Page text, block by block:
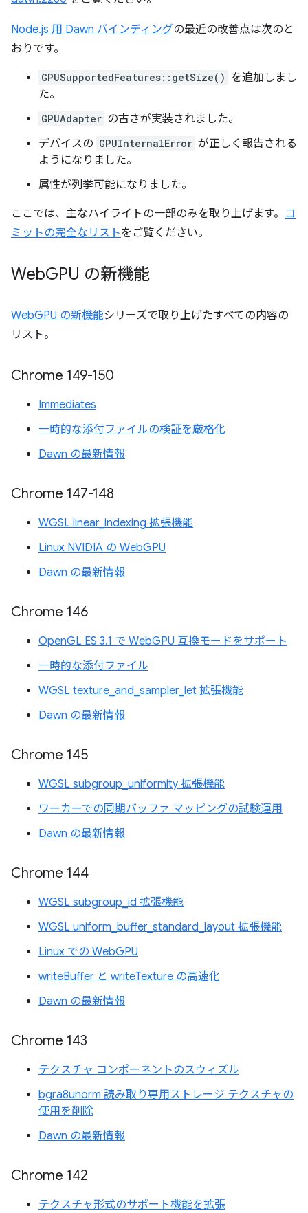
Node.js 用 Dawn バインディングの最近の改善点は次のと
おりです。
GPUSupportedFeatures::getSize() を追加しまし
た。
GPUAdapter の古さが実装されました。
デバイスの GPUInternalError が正しく報告される
ようになりました。
属性が列挙可能になりました。
ここでは、主なハイライトの一部のみを取り上げます。 コ
ミットの完全なリストをご覧ください。
WebGPU の新機能
WebGPU の新機能シリーズで取り上げたすべての内容の
リスト。
Chrome 149-150
Immediates
一時的な添付ファイルの検証を厳格化
Dawn の最新情報
Chrome 147-148
WGSL linear_indexing 拡張機能
Linux NVIDIA の WebGPU
Dawn の最新情報
Chrome 146
OpenGL ES 3.1 で WebGPU 互換モードをサポート
一時的な添付ファイル
WGSL texture_and_sampler_let 拡張機能
Dawn の最新情報
Chrome 145
WGSL subgroup_uniformity 拡張機能
ワーカーでの同期バッファ マッピングの試験運用
Dawn の最新情報
Chrome 144
WGSL subgroup_id 拡張機能
WGSL uniform_buffer_standard_layout 拡張機能
Linux での WebGPU
writeBuffer と writeTexture の高速化
Dawn の最新情報
Chrome 143
テクスチャ コンポーネントのスウィズル
bgra8unorm 読み取り専用ストレージ テクスチャの
使用を削除
Dawn の最新情報
Chrome 142
テクスチャ形式のサポート機能を拡張